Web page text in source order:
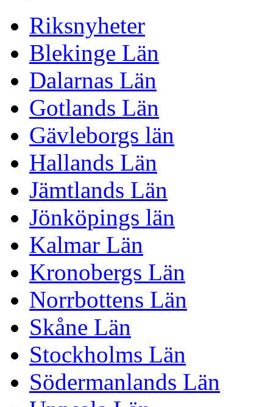
Riksnyheter
Blekinge Län
Dalarnas Län
Gotlands Län
Gävleborgs län
Hallands Län
Jämtlands Län
Jönköpings län
Kalmar Län
Kronobergs Län
Norrbottens Län
Skåne Län
Stockholms Län
Södermanlands Län